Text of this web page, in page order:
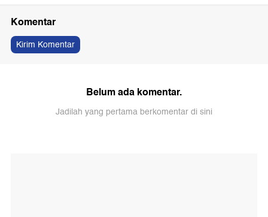
Komentar
Kirim Komentar
Belum ada komentar.
Jadilah yang pertama berkomentar di sini